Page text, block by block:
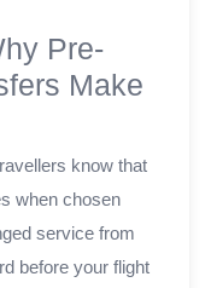
Pre-
Make
know that
when chosen
service from
before your flight